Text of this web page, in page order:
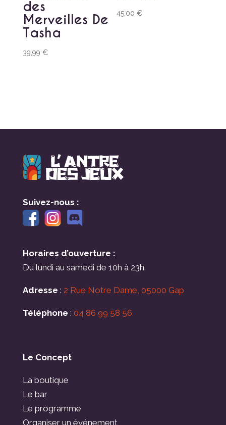
des
Merveilles De
Tasha
39,99 €
45,00€
Suivez-nous :
Horaires d’ouverture :
Du lundi au samedi de 10h à 23h.
Adresse : 2 Rue Notre Dame, 05000 Gap
Téléphone : 04 86 99 58 56
Le Concept
La boutique
Le bar
Le programme
Organiser un événement